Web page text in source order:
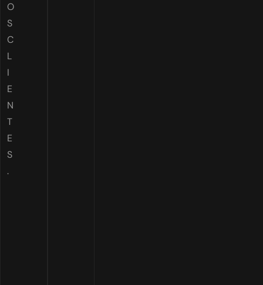
O
S
C
L
I
E
N
T
E
S
.